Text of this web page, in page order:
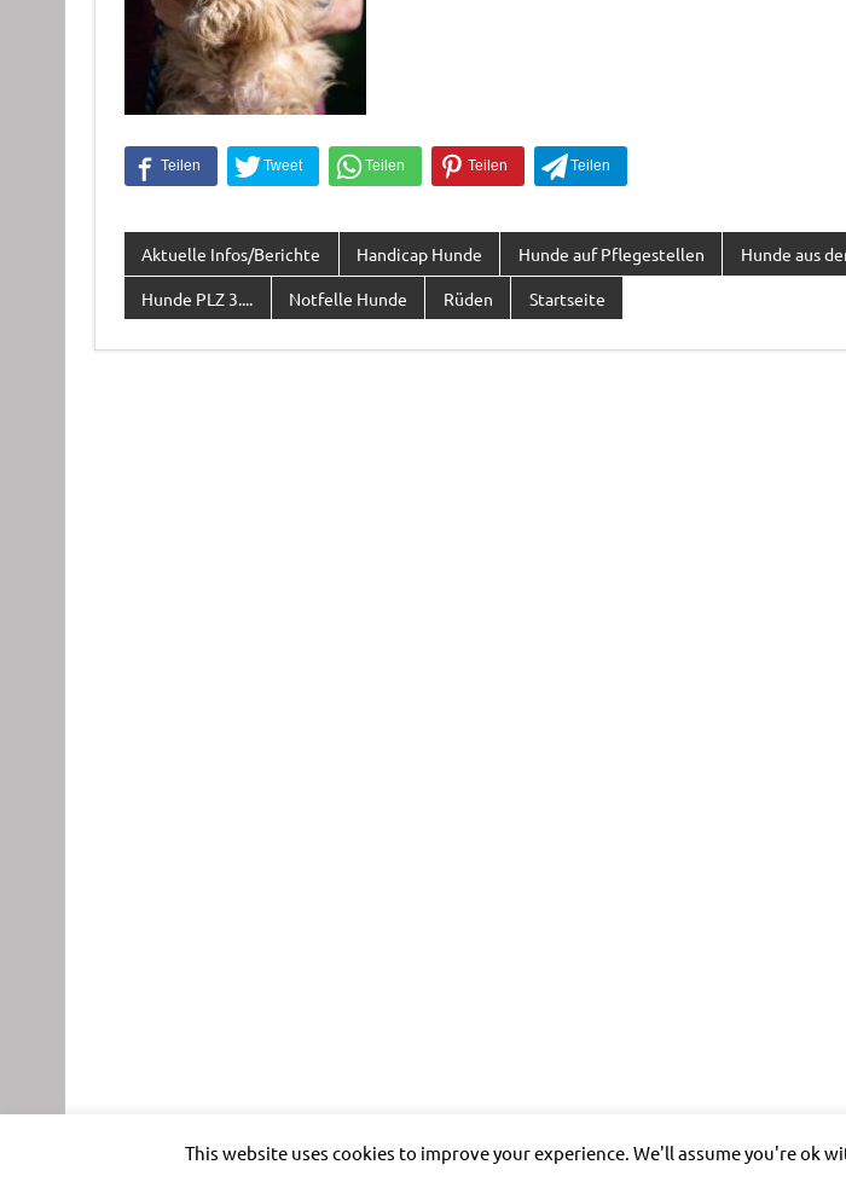
Aktuelle Infos/Berichte Handicap Hunde Hunde auf Pflegestellen Hunde aus
Hunde PLZ 3.... Notfelle Hunde Rüden Startseite
Datenschutz Nutzungsbedingungen allgem. Information
This website uses cookies to improve your experience. We'll assume you're ok